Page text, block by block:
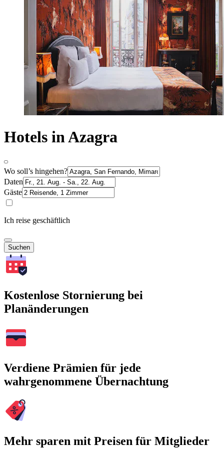
Hotels in Azagra
Wo soll’s hingehen?
Daten
Gäste
Ich reise geschäftlich
Suchen
Kostenlose Stornierung bei
Planänderungen
Verdiene Prämien für jede
wahrgenommene Übernachtung
Mehr sparen mit Preisen für Mitglieder